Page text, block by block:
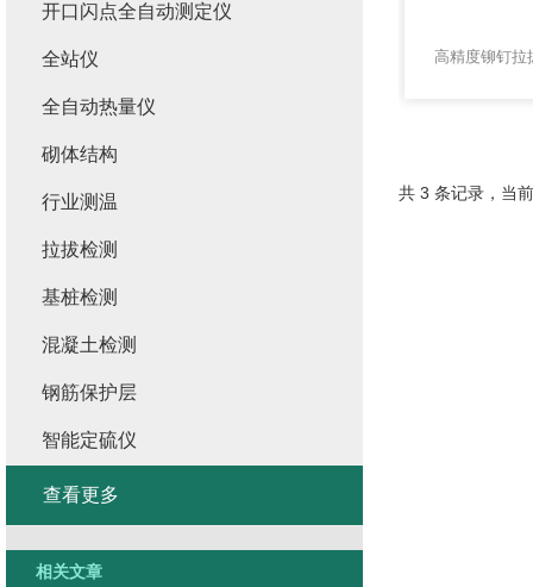
共 3 条记录，当
开口闪点全自动测定仪
全站仪
全自动热量仪
砌体结构
行业测温
拉拔检测
基桩检测
混凝土检测
钢筋保护层
智能定硫仪
查看更多
相关文章